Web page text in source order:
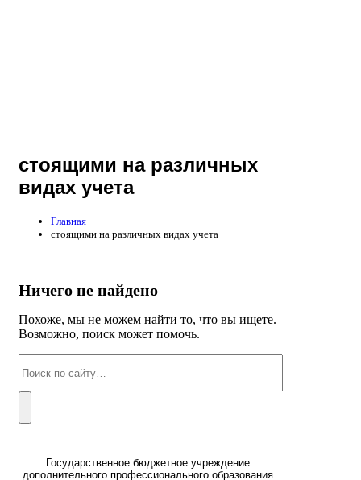
стоящими на различных
видах учета
Главная
стоящими на различных видах учета
Ничего не найдено
Похоже, мы не можем найти то, что вы ищете.
Возможно, поиск может помочь.
Государственное бюджетное учреждение
дополнительного профессионального образования